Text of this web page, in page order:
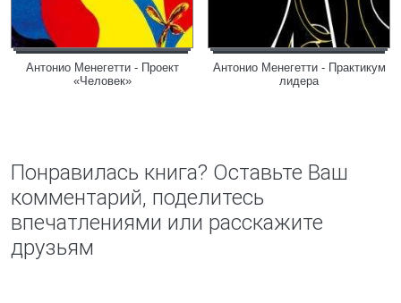
Антонио Менегетти - Проект
«Человек»
Антонио Менегетти - Практикум
лидера
Понравилась книга? Оставьте Ваш
комментарий, поделитесь
впечатлениями или расскажите
друзьям